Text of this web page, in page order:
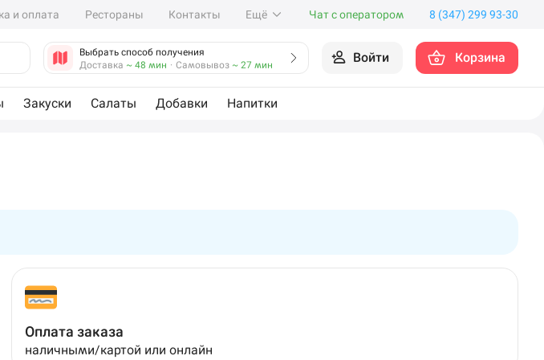
и оплата Рестораны Контакты Ещё Чат с оператором 8 (347) 299 93-30
Выбрать способ получения
Доставка ~ 48 мин · Самовывоз ~ 27 мин Войти Корзина
Закуски Салаты Добавки Напитки
Оплата заказа
наличными/картой или онлайн